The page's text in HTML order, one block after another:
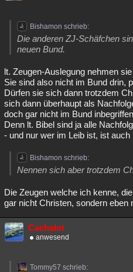
Bishamon schrieb:
Die anderen ZJ-Schäfchen
neuen Bund.
lt. Zeugen-Auslegung nehmen
Sie sind also nicht im Bund drin,
Dürfen sie sich dann trotzdem
sich dann überhaupt als
doch gar nicht im Bund
Denn lt. Bibel sind ja alle
- und nur wer im Leib ist, ist auch
Bishamon schrieb:
Nennen sich aber trotzdem
Die Zeugen welche ich kenne,
gar nicht Christen, sondern eben
Cachalot
anwesend
Tommy57 schrieb: